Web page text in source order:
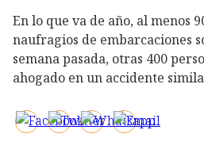
En lo que va de año, al menos
naufragios de embarcaciones
semana pasada, otras 400
ahogado en un accidente